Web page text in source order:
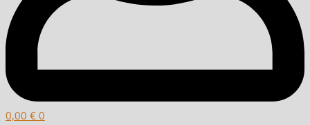
0,00 € 0